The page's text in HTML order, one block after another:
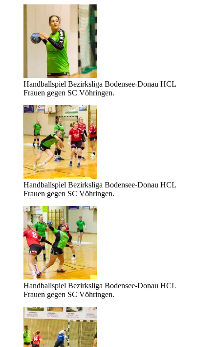
Handballspiel Bezirksliga Bodensee-Donau HCL
Frauen gegen SC Vöhringen.
Handballspiel Bezirksliga Bodensee-Donau HCL
Frauen gegen SC Vöhringen.
Handballspiel Bezirksliga Bodensee-Donau HCL
Frauen gegen SC Vöhringen.